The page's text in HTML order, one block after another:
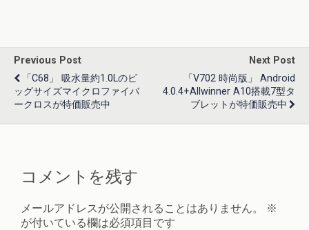
Previous Post
「C68」 吸水量約1.0Lのビ
ッグサイズマイクロファイバ
ークロスが特価販売中
Next Post
「V702 時尚版」 Android
4.0.4+Allwinner A10搭載7型タ
ブレットが特価販売中
コメントを残す
メールアドレスが公開されることはありません。
※
が付いている欄は必須項目です